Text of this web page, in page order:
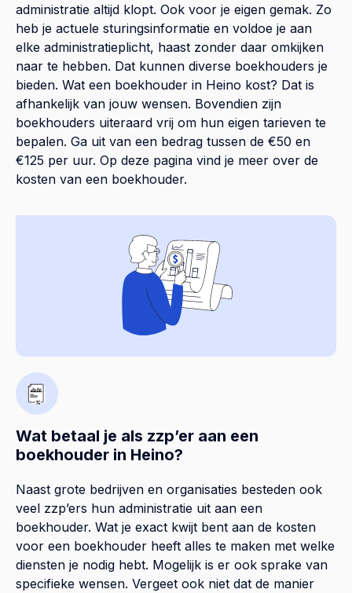
administratie altijd klopt. Ook voor je eigen gemak. Zo
heb je actuele sturingsinformatie en voldoe je aan
elke administratieplicht, haast zonder daar omkijken
naar te hebben. Dat kunnen diverse boekhouders je
bieden. Wat een boekhouder in Heino kost? Dat is
afhankelijk van jouw wensen. Bovendien zijn
boekhouders uiteraard vrij om hun eigen tarieven te
bepalen. Ga uit van een bedrag tussen de €50 en
€125 per uur. Op deze pagina vind je meer over de
kosten van een boekhouder.
Wat betaal je als zzp’er aan een
boekhouder in Heino?
Naast grote bedrijven en organisaties besteden ook
veel zzp’ers hun administratie uit aan een
boekhouder. Wat je exact kwijt bent aan de kosten
voor een boekhouder heeft alles te maken met welke
diensten je nodig hebt. Mogelijk is er ook sprake van
specifieke wensen. Vergeet ook niet dat de manier